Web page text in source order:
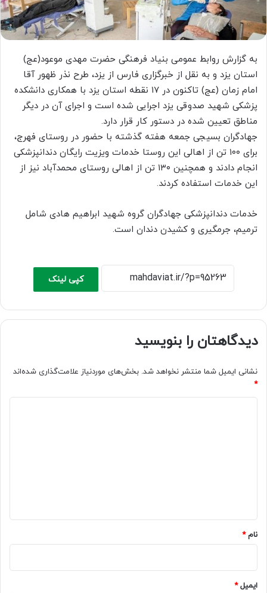
به گزارش روابط عمومی بنیاد فرهنگی حضرت مهدی موعود(عج)
استان یزد و به نقل از خبرگزاری فارس از یزد، طرح نذر ظهور آقا
امام زمان (عج) تاکنون در ۱۷ نقطه استان یزد با همکاری دانشکده
پزشکی شهید صدوقی یزد اجرایی شده است و اجرای آن در دیگر
مناطق تعیین شده در دستور کار قرار دارد.
جهادگران بسیجی جمعه هفته گذشته با حضور در روستای فهرج،
برای ۱۰۰ تن از اهالی این روستا خدمات ویزیت رایگان دندانپزشکی
انجام دادند و همچنین ۱۳۰ تن از اهالی روستای محمدآباد نیز از
این خدمات استفاده کردند.
خدمات دندانپزشکی جهادگران گروه شهید ابراهیم هادی شامل
ترمیم، جرمگیری و کشیدن دندان است.
کپی لینک
دیدگاهتان را بنویسید
نشانی ایمیل شما منتشر نخواهد شد. بخش‌های موردنیاز علامت‌گذاری شده‌اند
*
نام*
ایمیل*